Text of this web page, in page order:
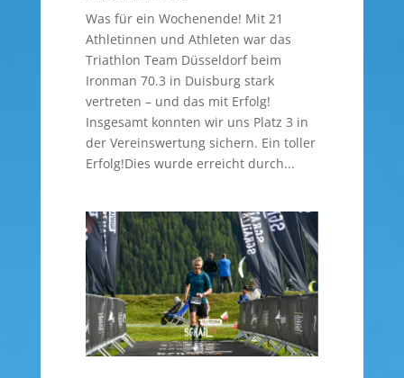
Was für ein Wochenende! Mit 21
Athletinnen und Athleten war das
Triathlon Team Düsseldorf beim
Ironman 70.3 in Duisburg stark
vertreten – und das mit Erfolg!
Insgesamt konnten wir uns Platz 3 in
der Vereinswertung sichern. Ein toller
Erfolg!Dies wurde erreicht durch...